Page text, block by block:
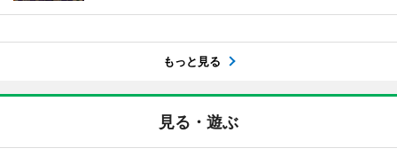
もっと見る
見る・遊ぶ